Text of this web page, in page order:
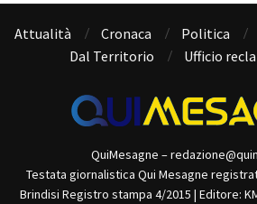
Attualità Cronaca Politica
Dal Territorio
Ufficio
QuiMesagne –
Testata giornalistica Qui Mesagne
Brindisi Registro stampa 4/2015 | Editore: